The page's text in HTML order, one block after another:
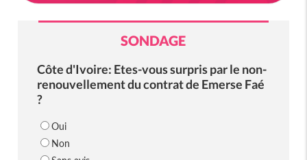
SONDAGE
Côte d'Ivoire: Etes-vous surpris par le non-
renouvellement du contrat de Emerse Faé
?
Oui
Non